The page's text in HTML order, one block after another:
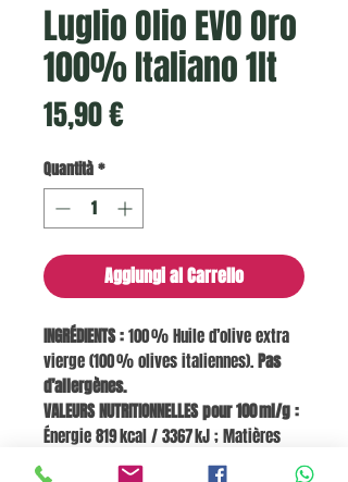
Luglio Olio EVO Oro
100% Italiano 1lt
15,90 €Prezzo
Quantità*
Aggiungi al Carrello
INGRÉDIENTS :100 % Huile d’olive extra
vierge (100 % olives italiennes).Pas
d’allergènes.
VALEURS NUTRITIONNELLES pour 100 ml/g :
Énergie 819 kcal / 3367 kJ ; Matières
grasses 91 g ; dont saturés 14 g,